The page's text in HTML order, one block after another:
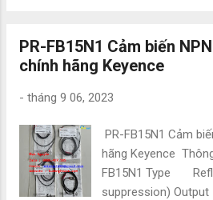
#Contactor #CB
#VanDienTu #CoK...
tịnh:2 oz Tổng
ty
động hóa như:
Wago và các sản
nhập nên có giá cực
trường Để được tư
PR-FB15N1 Cảm biến
chính hãng Keyence
- tháng 9 06, 2023
PR-FB15N1 Cảm
hãng Keyence
FB15N1 Type
suppression)